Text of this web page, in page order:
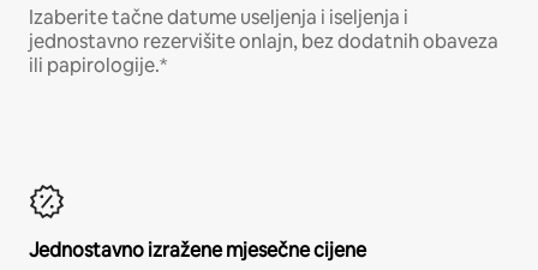
Izaberite tačne datume useljenja i iseljenja i
jednostavno rezervišite onlajn, bez dodatnih obaveza
ili papirologije.*
Jednostavno izražene mjesečne cijene